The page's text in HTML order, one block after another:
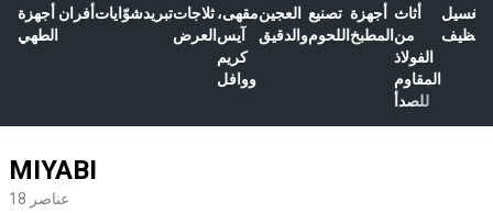
أجهزة
الطهي
أفران شوّاياتتبريدثلاجات
العرض
مقهى،
آيس
كريم
ووافل
العجين
والدقيق
تصنيع
اللحوم
أجهزة
المطبخ
أثاث
من
الفولاذ
المقاوم
للصدأ
الغسيل
MIYABI
18 عناصر